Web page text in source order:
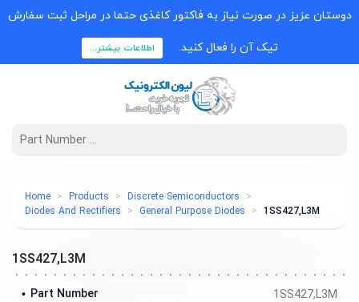
دوستان عزیز در صورت نیاز به فاکتور کاغذی حتما در مراحل ثبت سفارش
تیک آن را فعال کنید. اطلاعات بیشتر...
Home Products
Discrete Semiconductors
Diodes And Rectifiers
General Purpose Diodes 1SS427,L3M
1SS427,L3M
1SS427,L3M
Part Number